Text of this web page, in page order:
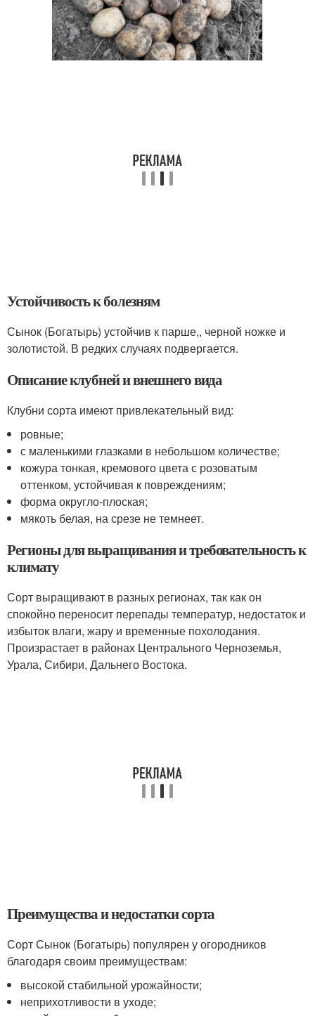
Устойчивость к болезням
Сынок (Богатырь) устойчив к парше,, черной ножке и
золотистой. В редких случаях подвергается.
Описание клубней и внешнего вида
Клубни сорта имеют привлекательный вид:
ровные;
с маленькими глазками в небольшом количестве;
кожура тонкая, кремового цвета с розоватым
оттенком, устойчивая к повреждениям;
форма округло-плоская;
мякоть белая, на срезе не темнеет.
Регионы для выращивания и требовательность к
климату
Сорт выращивают в разных регионах, так как он
спокойно переносит перепады температур, недостаток и
избыток влаги, жару и временные похолодания.
Произрастает в районах Центрального Черноземья,
Урала, Сибири, Дальнего Востока.
Преимущества и недостатки сорта
Сорт Сынок (Богатырь) популярен у огородников
благодаря своим преимуществам:
высокой стабильной урожайности;
неприхотливости в уходе;